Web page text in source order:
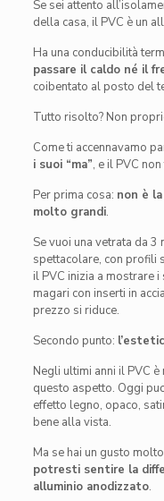
Se sei attento
della casa, il PVC è un
Ha una conducibilità
passare il caldo né il
coibentato al posto del
Tutto risolto? Non
Come ti accennavamo
i suoi “ma”, e il PVC
Per prima cosa: non è
molto grandi.
Se vuoi una vetrata da 3
spettacolare, con profili
il PVC inizia a mostrare
magari con inserti in
prezzo si riduce.
Secondo punto:
Negli ultimi anni il PVC
questo aspetto. Oggi
effetto legno, opaco,
bene alla vista.
Ma se hai un gusto
potresti sentire la
alluminio anodizzato.